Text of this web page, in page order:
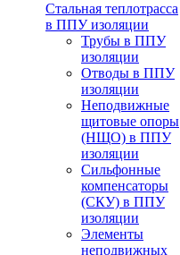
Стальная теплотрасса
в ППУ изоляции
Трубы в ППУ
изоляции
Отводы в ППУ
изоляции
Неподвижные
щитовые опоры
(НЩО) в ППУ
изоляции
Cильфонные
компенсаторы
(СКУ) в ППУ
изоляции
Элементы
неподвижных